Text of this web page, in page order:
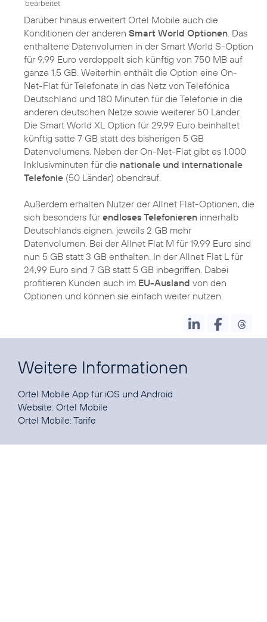
bearbeitet
Darüber hinaus erweitert Ortel Mobile auch die
Konditionen der anderen Smart World Optionen . Das
enthaltene Datenvolumen in der Smart World S-Option
für 9,99 Euro verdoppelt sich künftig von 750 MB auf
ganze 1,5 GB. Weiterhin enthält die Option eine On-
Net-Flat für Telefonate in das Netz von Telefónica
Deutschland und 180 Minuten für die Telefonie in die
anderen deutschen Netze sowie weiterer 50 Länder.
Die Smart World XL Option für 29,99 Euro beinhaltet
künftig satte 7 GB statt des bisherigen 5 GB
Datenvolumens. Neben der On-Net-Flat gibt es 1.000
Inklusivminuten für die nationale und internationale
Telefonie (50 Länder) obendrauf.
Außerdem erhalten Nutzer der Allnet Flat-Optionen, die
sich besonders fürendloses Telefonieren innerhalb
Deutschlands eignen, jeweils 2 GB mehr
Datenvolumen. Bei der Allnet Flat M für 19,99 Euro sind
nun 5 GB statt 3 GB enthalten. In der Allnet Flat L für
24,99 Euro sind 7 GB statt 5 GB inbegriffen. Dabei
profitieren Kunden auch im EU-Ausland von den
Optionen und können sie einfach weiter nutzen.
Weitere Informationen
Ortel Mobile App für iOS und Android
Website: Ortel Mobile
Ortel Mobile:Tarife